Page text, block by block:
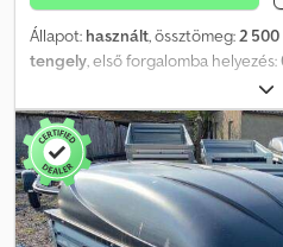
Állapot: használt, össztömeg:2 500
tengely, első forgalomba helyezés:
2
mm, Járműleírás Köszönjük
Az ALLROUND Autovermietung
karbantartott járművet kínál
vegye fel velünk a kapcsolatot
egyeztetés céljából. A járművek
közvetlenül a telephelyünkön. Az